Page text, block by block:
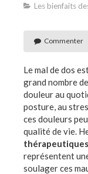
Les bienfaits
Commenter
Le mal de dos
grand nombre
douleur au
posture, au
ces douleurs
qualité de vie.
thérapeutiques
représentent
soulager ces